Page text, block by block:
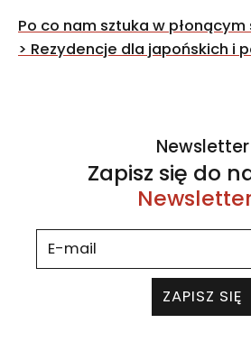
Nawigacja
wpisu
Po co nam sztuka w
> Rezydencje dla japońskich i
Newsletter
Zapisz się do
ZAPISZ SIĘ